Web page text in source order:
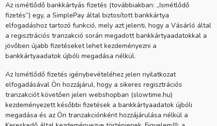
Az ismétlődő bankkártyás fizetés (továbbiakban: „Ismétlődő
fizetés”) egy, a SimplePay által biztosított bankkártya
elfogadáshoz tartozó funkció, mely azt jelenti, hogy a Vásárló által
a regisztrációs tranzakció során megadott bankkártyaadatokkal a
jövőben újabb fizetéseket lehet kezdeményezni a
bankkártyaadatok újbóli megadása nélkül.
Az Ismétlődő fizetés igénybevételéhez jelen nyilatkozat
elfogadásával Ön hozzájárul, hogy a sikeres regisztrációs
tranzakciót követően jelen webshopban (slowtime.hu)
kezdeményezett későbbi fizetések a bankkártyaadatok újbóli
megadása és az Ön tranzakciónként hozzájárulása nélkül a